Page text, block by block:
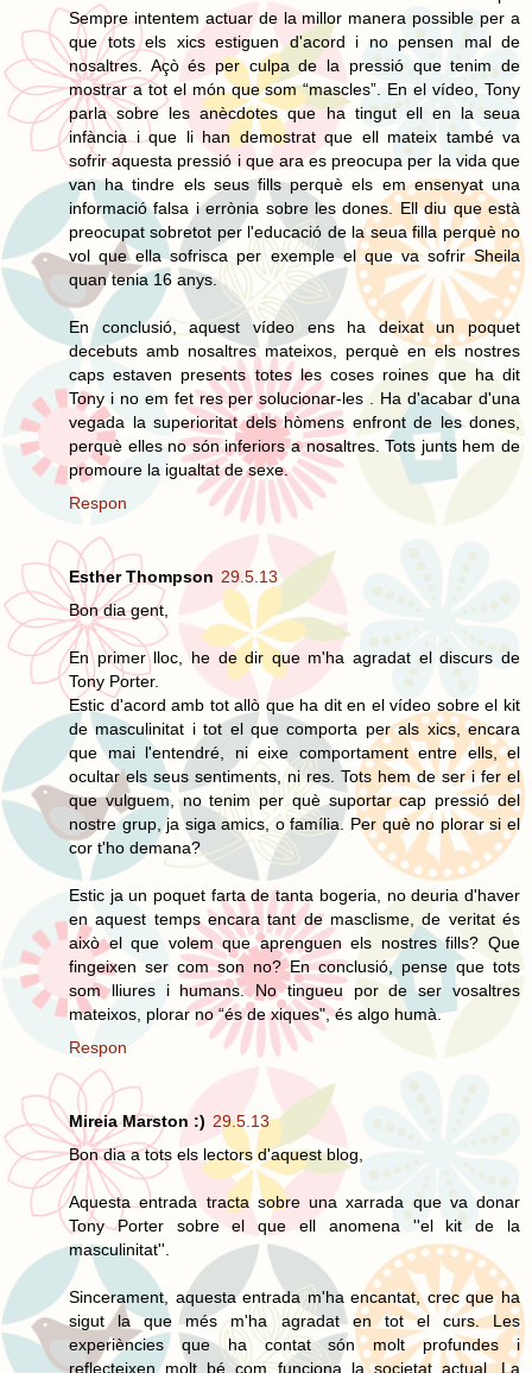
Sempre intentem actuar de la millor manera possible per a
que tots els xics estiguen d'acord i no pensen mal de
nosaltres. Açò és per culpa de la pressió que tenim de
mostrar a tot el món que som “mascles”. En el vídeo, Tony
parla sobre les anècdotes que ha tingut ell en la seua
infància i que li han demostrat que ell mateix també va
sofrir aquesta pressió i que ara es preocupa per la vida que
van ha tindre els seus fills perquè els em ensenyat una
informació falsa i errònia sobre les dones. Ell diu que està
preocupat sobretot per l'educació de la seua filla perquè no
vol que ella sofrisca per exemple el que va sofrir Sheila
quan tenia 16 anys.
En conclusió, aquest vídeo ens ha deixat un poquet
decebuts amb nosaltres mateixos, perquè en els nostres
caps estaven presents totes les coses roines que ha dit
Tony i no em fet res per solucionar-les . Ha d'acabar d'una
vegada la superioritat dels hòmens enfront de les dones,
perquè elles no són inferiors a nosaltres. Tots junts hem de
promoure la igualtat de sexe.
Respon
Esther Thompson 29.5.13
Bon dia gent,
En primer lloc, he de dir que m'ha agradat el discurs de
Tony Porter.
Estic d'acord amb tot allò que ha dit en el vídeo sobre el kit
de masculinitat i tot el que comporta per als xics, encara
que mai l'entendré, ni eixe comportament entre ells, el
ocultar els seus sentiments, ni res. Tots hem de ser i fer el
que vulguem, no tenim per què suportar cap pressió del
nostre grup, ja siga amics, o família. Per què no plorar si el
cor t'ho demana?
Estic ja un poquet farta de tanta bogeria, no deuria d'haver
en aquest temps encara tant de masclisme, de veritat és
això el que volem que aprenguen els nostres fills? Que
fingeixen ser com son no? En conclusió, pense que tots
som lliures i humans. No tingueu por de ser vosaltres
mateixos, plorar no “és de xiques", és algo humà.
Respon
Mireia Marston :) 29.5.13
Bon dia a tots els lectors d'aquest blog,
Aquesta entrada tracta sobre una xarrada que va donar
Tony Porter sobre el que ell anomena ''el kit de la
masculinitat''.
Sincerament, aquesta entrada m'ha encantat, crec que ha
sigut la que més m'ha agradat en tot el curs. Les
experiències que ha contat són molt profundes i
reflecteixen molt bé com funciona la societat actual. La